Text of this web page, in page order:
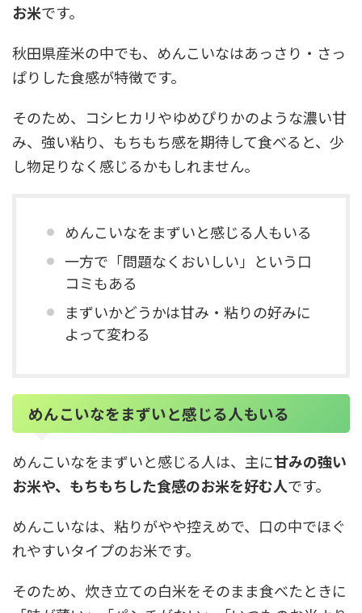
お米です。
秋田県産米の中でも、めんこいなはあっさり・さっ
ぱりした食感が特徴です。
そのため、コシヒカリやゆめぴりかのような濃い甘
み、強い粘り、もちもち感を期待して食べると、少
し物足りなく感じるかもしれません。
めんこいなをまずいと感じる人もいる
一方で「問題なくおいしい」という口
コミもある
まずいかどうかは甘み・粘りの好みに
よって変わる
めんこいなをまずいと感じる人もいる
めんこいなをまずいと感じる人は、主に甘みの強い
お米や、もちもちした食感のお米を好む人です。
めんこいなは、粘りがやや控えめで、口の中でほぐ
れやすいタイプのお米です。
そのため、炊き立ての白米をそのまま食べたときに